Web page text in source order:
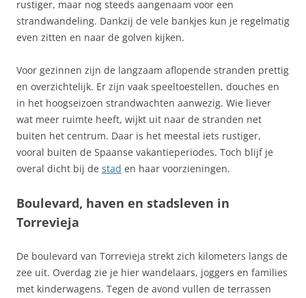
rustiger, maar nog steeds aangenaam voor een
strandwandeling. Dankzij de vele bankjes kun je regelmatig
even zitten en naar de golven kijken.
Voor gezinnen zijn de langzaam aflopende stranden prettig
en overzichtelijk. Er zijn vaak speeltoestellen, douches en
in het hoogseizoen strandwachten aanwezig. Wie liever
wat meer ruimte heeft, wijkt uit naar de stranden net
buiten het centrum. Daar is het meestal iets rustiger,
vooral buiten de Spaanse vakantieperiodes. Toch blijf je
overal dicht bij de stad en haar voorzieningen.
Boulevard, haven en stadsleven in
Torrevieja
De boulevard van Torrevieja strekt zich kilometers langs de
zee uit. Overdag zie je hier wandelaars, joggers en families
met kinderwagens. Tegen de avond vullen de terrassen